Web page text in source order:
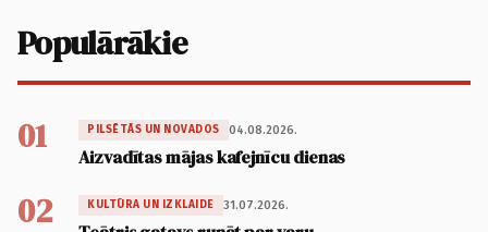
Populārākie
01 PILSĒTĀS UN NOVADOS 04.08.2026.
Aizvadītas mājas kafejnīcu dienas
02 KULTŪRA UN IZKLAIDE 31.07.2026.